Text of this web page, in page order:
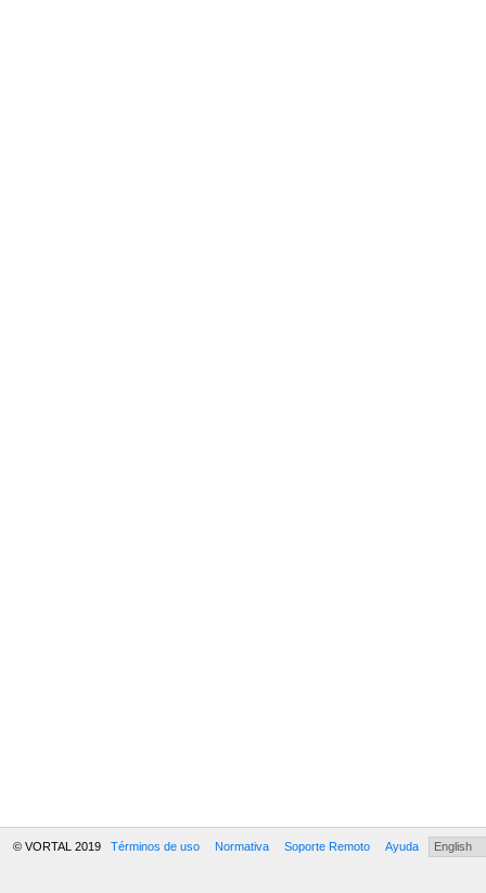
© VORTAL 2019 Términos de uso Normativa Soporte Remoto Ayuda